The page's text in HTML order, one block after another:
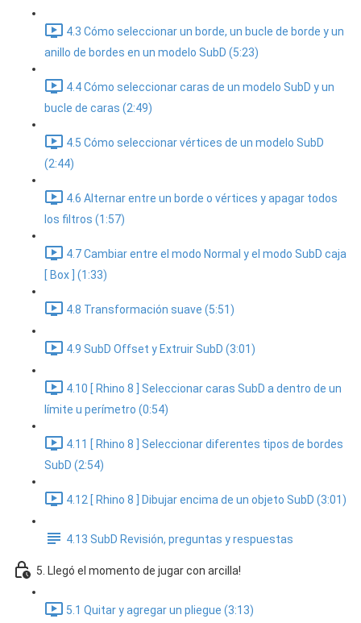
4.3 Cómo seleccionar un borde, un bucle de borde y un
anillo de bordes en un modelo SubD (5:23)
4.4 Cómo seleccionar caras de un modelo SubD y un
bucle de caras (2:49)
4.5 Cómo seleccionar vértices de un modelo SubD
(2:44)
4.6 Alternar entre un borde o vértices y apagar todos
los filtros (1:57)
4.7 Cambiar entre el modo Normal y el modo SubD caja
[ Box ] (1:33)
4.8 Transformación suave (5:51)
4.9 SubD Offset y Extruir SubD (3:01)
4.10 [ Rhino 8 ] Seleccionar caras SubD a dentro de un
límite u perímetro (0:54)
4.11 [ Rhino 8 ] Seleccionar diferentes tipos de bordes
SubD (2:54)
4.12 [ Rhino 8 ] Dibujar encima de un objeto SubD (3:01)
4.13 SubD Revisión, preguntas y respuestas
5. Llegó el momento de jugar con arcilla!
5.1 Quitar y agregar un pliegue (3:13)